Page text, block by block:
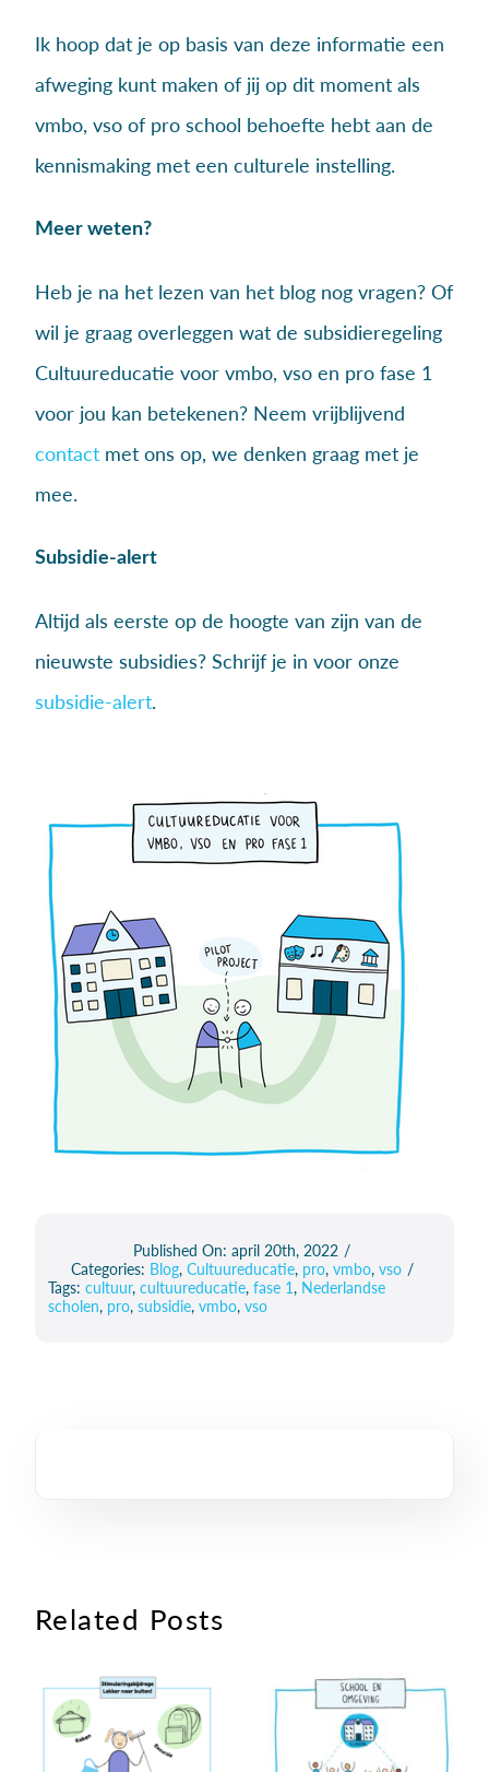
Ik hoop dat je op basis van deze informatie een
afweging kunt maken of jij op dit moment als
vmbo, vso of pro school behoefte hebt aan de
kennismaking met een culturele instelling.
Meer weten?
Heb je na het lezen van het blog nog vragen? Of
wil je graag overleggen wat de subsidieregeling
Cultuureducatie voor vmbo, vso en pro fase 1
voor jou kan betekenen? Neem vrijblijvend
contactmet ons op, we denken graag met je
mee.
Subsidie-alert
Altijd als eerste op de hoogte van zijn van de
nieuwste subsidies? Schrijf je in voor onze
subsidie-alert.
Published On: april 20th, 2022 /
Categories: Blog, Cultuureducatie, pro, vmbo, vso /
Tags: cultuur, cultuureducatie, fase 1, Nederlandse
scholen, pro, subsidie, vmbo, vso
Related Posts